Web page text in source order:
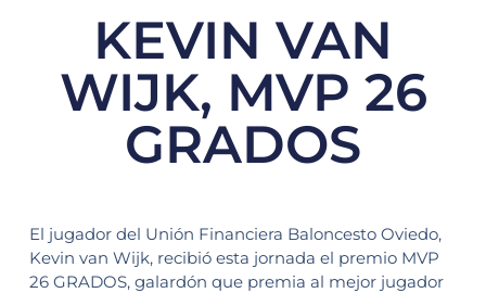
KEVIN VAN
WIJK, MVP 26
GRADOS
El jugador del Unión Financiera Baloncesto Oviedo,
Kevin van Wijk, recibió esta jornada el premio MVP
26 GRADOS, galardón que premia al mejor jugador